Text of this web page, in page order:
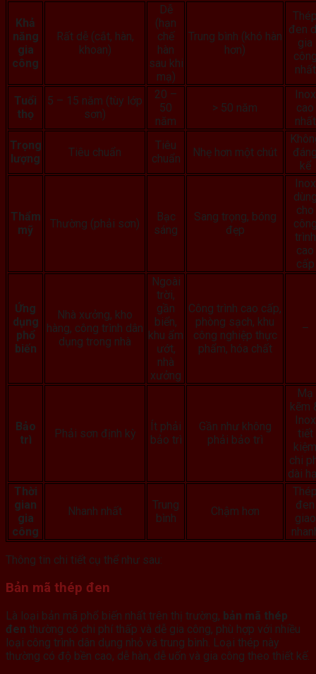
Khả
năng
gia
công
Rất dễ (cắt, hàn,
khoan)
Dễ
(hạn
chế
hàn
sau khi
mạ)
Trung bình (khó hàn
hơn)
đen
gia
nhất
Tuổi
thọ
5 – 15 năm (tùy lớp
sơn)
20 –
50
năm
> 50 năm
Inox
cao
nhất
Trọng
lượng
Tiêu chuẩn
Tiêu
chuẩn
Nhẹ hơn một chút
kể
Thẩm
mỹ
Thường (phải sơn)
Bạc
sáng
Sang trọng, bóng
đẹp
Inox
cho
trình
cao
cấp
Ứng
dụng
phổ
biến
Nhà xưởng, kho
hàng, công trình dân
dụng trong nhà
Ngoài
trời,
gần
biển,
khu ẩm
ướt,
nhà
xưởng
Công trình cao cấp,
phòng sạch, khu
công nghiệp thực
phẩm, hóa chất
–
Bảo
trì
Phải sơn định kỳ
Ít phải
bảo trì
Gần như không
phải bảo trì
Mạ
kẽm
Inox
tiết
kiệm
chi
dài
Thời
gian
gia
công
Nhanh nhất
Trung
bình
Chậm hơn
đen
giao
Thông tin chi tiết cụ thể như sau:
Bản mã thép đen
Là loại bản mã phổ biến nhất trên thị trường, bản mã thép
đen thường có chi phí thấp và dễ gia công, phù hợp với nhiều
loại công trình dân dụng nhỏ và trung bình. Loại thép này
thường có độ bền cao, dễ hàn, dễ uốn và gia công theo thiết kế.